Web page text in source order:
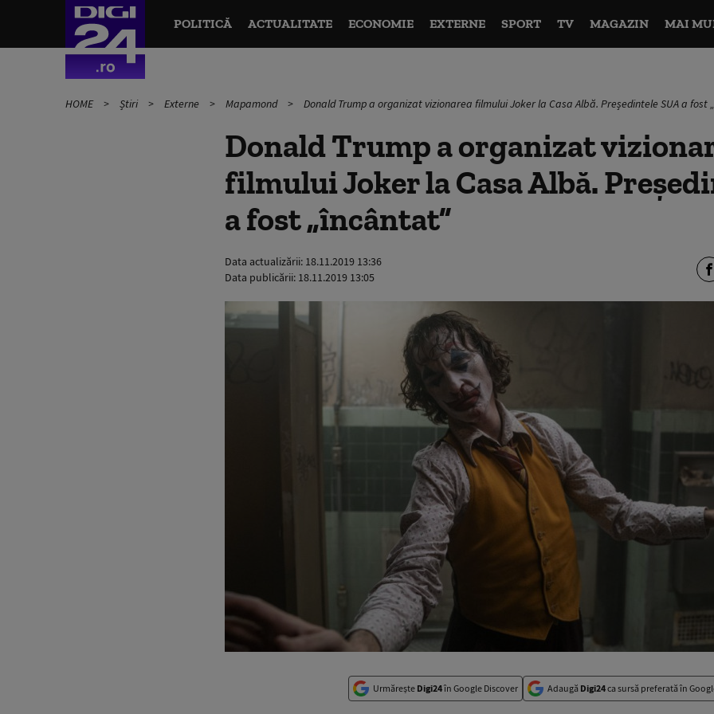
POLITICĂ ACTUALITATE ECONOMIE EXTERNE SPORT TV MAGAZIN MAI
HOME Știri Externe Mapamond Donald Trump a organizat vizionarea filmului Joker la Casa Albă. Președintele SUA a fost
Donald Trump a organizat
filmului Joker la Casa Albă.
a fost „încântat”
Data actualizării: 18.11.2019 13:36
Data publicării: 18.11.2019 13:05
Urmărește Digi24în Google Discover Adaugă Digi24ca sursă preferată în